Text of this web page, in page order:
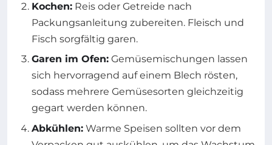
Kochen: Reis oder Getreide nach
Packungsanleitung zubereiten. Fleisch und
Fisch sorgfältig garen.
Garen im Ofen: Gemüsemischungen lassen
sich hervorragend auf einem Blech rösten,
sodass mehrere Gemüsesorten gleichzeitig
gegart werden können.
Abkühlen: Warme Speisen sollten vor dem